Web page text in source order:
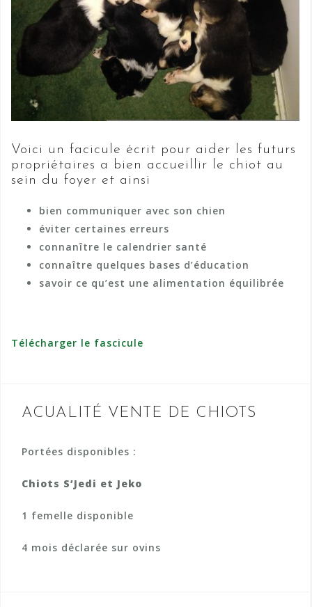
Voici un facicule écrit pour aider les futurs
propriétaires a bien accueillir le chiot au
sein du foyer et ainsi
bien communiquer avec son chien
éviter certaines erreurs
connanître le calendrier santé
connaître quelques bases d’éducation
savoir ce qu’est une alimentation équilibrée
Télécharger le fascicule
ACUALITÉ VENTE DE CHIOTS
Portées disponibles :
Chiots S’Jedi et Jeko
1 femelle disponible
4 mois déclarée sur ovins